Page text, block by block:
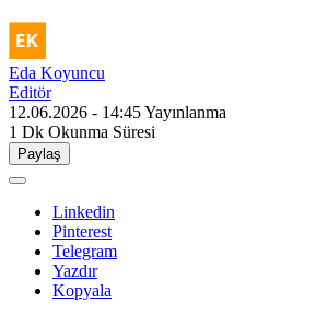
Eda Koyuncu
Editör
12.06.2026 - 14:45Yayınlanma
1 Dk Okunma Süresi
Paylaş
Linkedin
Pinterest
Telegram
Yazdır
Kopyala